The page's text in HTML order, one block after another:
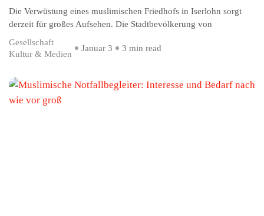
Die Verwüstung eines muslimischen Friedhofs in Iserlohn sorgt
derzeit für großes Aufsehen. Die Stadtbevölkerung von
Gesellschaft
Kultur & Medien
Januar 3 3 min read